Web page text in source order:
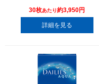
30枚あたり約3,950円
詳細を見る